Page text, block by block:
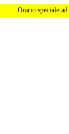
Orario speciale ad